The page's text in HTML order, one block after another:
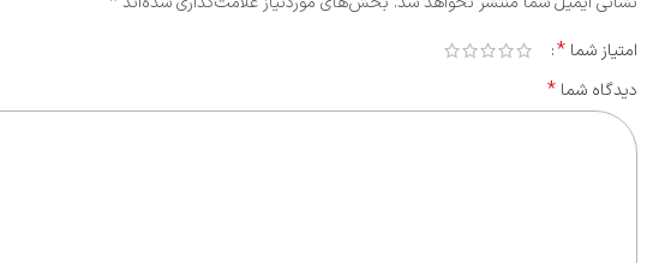
امتیاز شما *
دیدگاه شما *